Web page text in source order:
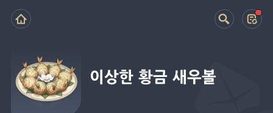
이상한 황금 새우볼